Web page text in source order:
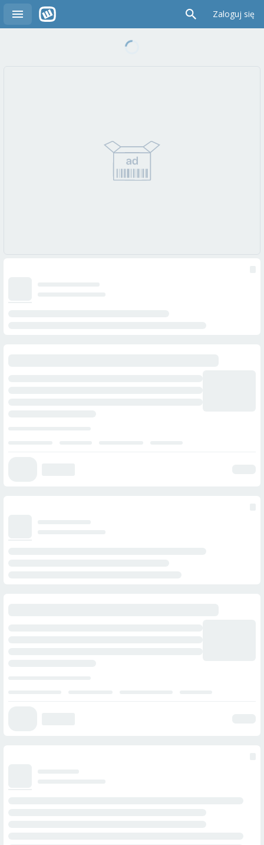
Zaloguj się